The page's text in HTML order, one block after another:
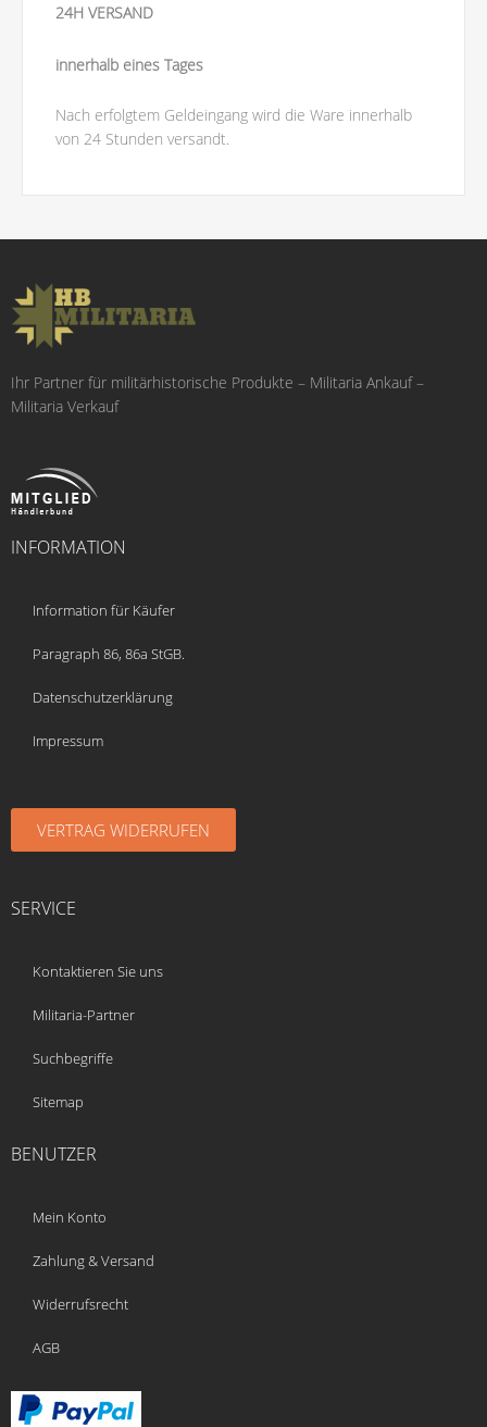
24H VERSAND
innerhalb eines Tages
Nach erfolgtem Geldeingang wird die Ware innerhalb
von 24 Stunden versandt.
Ihr Partner für militärhistorische Produkte – Militaria Ankauf –
Militaria Verkauf
INFORMATION
Information für Käufer
Paragraph 86, 86a StGB.
Datenschutzerklärung
Impressum
VERTRAG WIDERRUFEN
SERVICE
Kontaktieren Sie uns
Militaria-Partner
Suchbegriffe
Sitemap
BENUTZER
Mein Konto
Zahlung & Versand
Widerrufsrecht
AGB